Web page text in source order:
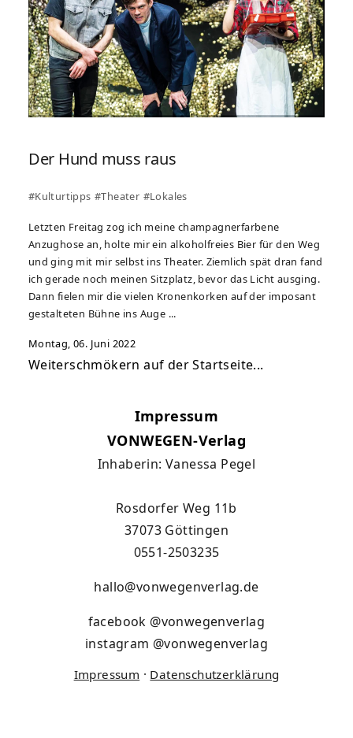
Der Hund muss raus
#Kulturtipps #Theater #Lokales
Letzten Freitag zog ich meine cham­pagnerfarbene
Anzughose an, holte mir ein alkoholfreies Bier für den Weg
und ging mit mir selbst ins Theater. Ziemlich spät dran fand
ich gerade noch meinen Sitzplatz, bevor das Licht ausging.
Dann fielen mir die vielen Kronenkorken auf der imposant
gestalteten Bühne ins Auge ...
Montag, 06. Juni 2022
Weiterschmökern auf der Startseite...
Impressum
VONWEGEN-Verlag
Inhaberin: Vanessa Pegel
Rosdorfer Weg 11b
37073 Göttingen
0551-2503235
hallo@vonwegenverlag.de
facebook @vonwegenverlag
instagram @vonwegenverlag
Impressum · Datenschutzerklärung